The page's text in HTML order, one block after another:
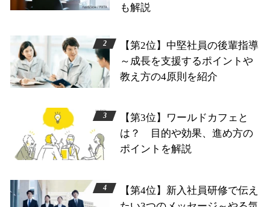
も解説
【第2位】中堅社員の後輩指導
～成長を支援するポイントや
教え方の4原則を紹介
【第3位】ワールドカフェと
は？ 目的や効果、進め方の
ポイントを解説
【第4位】新入社員研修で伝え